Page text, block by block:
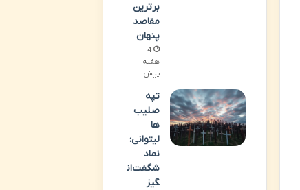
برترین
مقاصد
پنهان
4
هفته
پیش
تپه
صلیب
ها
لیتوانی:
نماد
شگفت‌ان
گیز